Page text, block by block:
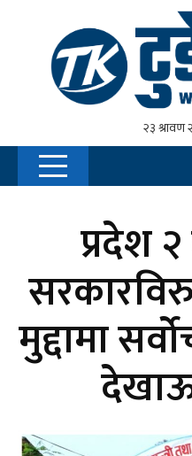
प्रदेश
मुद्दामा